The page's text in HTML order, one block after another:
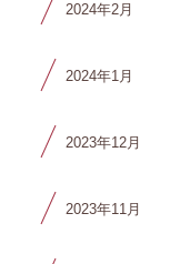
2024年2月
2024年1月
2023年12月
2023年11月